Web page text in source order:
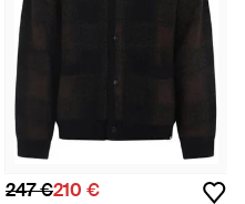
247 €210 €